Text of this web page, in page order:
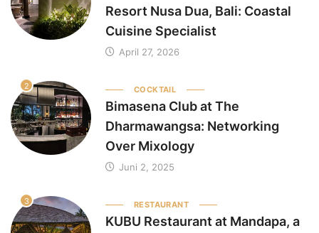
Resort Nusa Dua, Bali: Coastal
Cuisine Specialist
April 27, 2026
2 COCKTAIL
Bimasena Club at The
Dharmawangsa: Networking
Over Mixology
Juni 2, 2025
3 RESTAURANT
KUBU Restaurant at Mandapa, a